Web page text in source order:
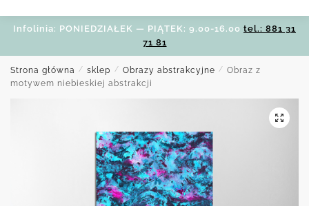
Infolinia: PONIEDZIAŁEK — PIĄTEK: 9.00-16.00 tel.: 881 31
71 81
Strona główna / sklep / Obrazy abstrakcyjne / Obraz z
motywem niebieskiej abstrakcji